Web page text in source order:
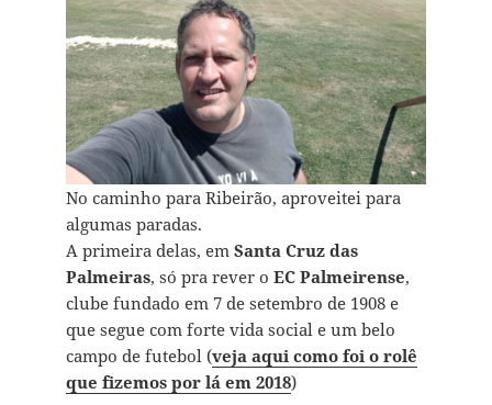
No caminho para Ribeirão, aproveitei para
algumas paradas.
A primeira delas, em Santa Cruz das
Palmeiras, só pra rever o EC Palmeirense,
clube fundado em 7 de setembro de 1908 e
que segue com forte vida social e um belo
campo de futebol (veja aqui como foi o rolê
que fizemos por lá em 2018)